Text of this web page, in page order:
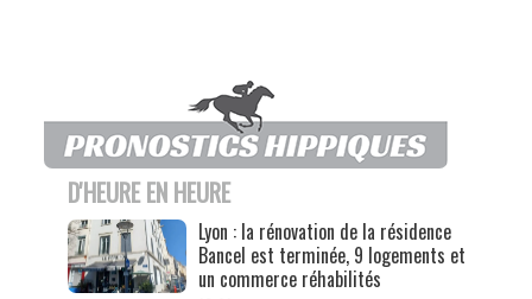
D'HEURE EN HEURE
Lyon : la rénovation de la résidence
Bancel est terminée, 9 logements et
un commerce réhabilités